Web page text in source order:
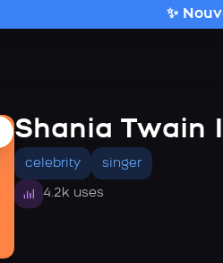
✨
Shania Twain
celebrity singer
4.2k uses